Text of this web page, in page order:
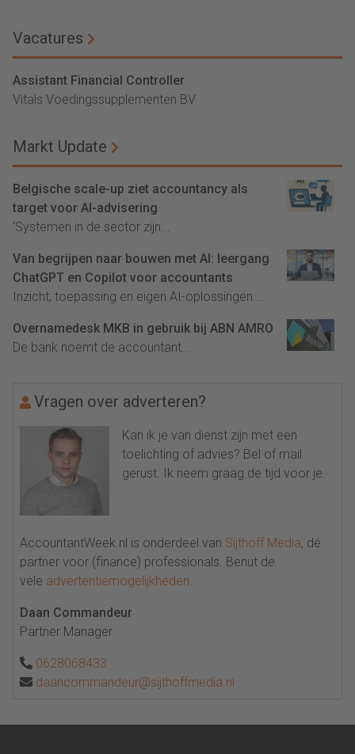
Vacatures
Assistant Financial Controller
Vitals Voedingssupplementen BV
Markt Update
Belgische scale-up ziet accountancy als
target voor AI-advisering
'Systemen in de sector zijn...
Van begrijpen naar bouwen met AI: leergang
ChatGPT en Copilot voor accountants
Inzicht, toepassing en eigen AI-oplossingen...
Overnamedesk MKB in gebruik bij ABN AMRO
De bank noemt de accountant...
Vragen over adverteren?
Kan ik je van dienst zijn met een
toelichting of advies? Bel of mail
gerust. Ik neem graag de tijd voor je.
AccountantWeek.nl is onderdeel van Sijthoff Media, dé
partner voor (finance) professionals. Benut de
vele advertentiemogelijkheden.
Daan Commandeur
Partner Manager
0628068433
daancommandeur@sijthoffmedia.nl